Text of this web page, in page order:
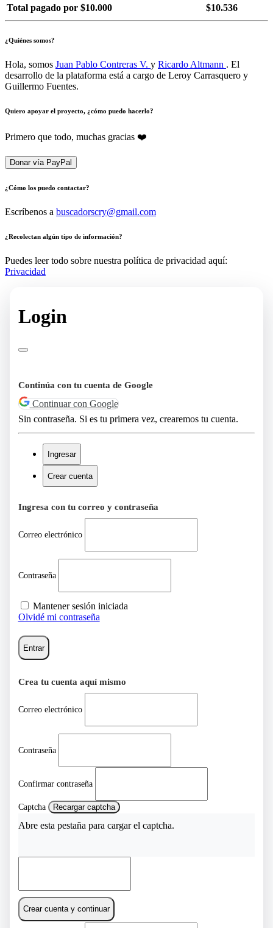
Total pagado por $10.000
$10.536
¿Quiénes somos?
Hola, somos Juan Pablo Contreras V. y Ricardo Altmann . El
desarrollo de la plataforma está a cargo de Leroy Carrasquero y
Guillermo Fuentes.
Quiero apoyar el proyecto, ¿cómo puedo hacerlo?
Primero que todo, muchas gracias ❤️
Donar vía PayPal
¿Cómo los puedo contactar?
Escríbenos a buscadorscry@gmail.com
¿Recolectan algún tipo de información?
Puedes leer todo sobre nuestra política de privacidad aquí:
Privacidad
Login
Continúa con tu cuenta de Google
Continuar con Google
Sin contraseña. Si es tu primera vez, crearemos tu cuenta.
Ingresar
Crear cuenta
Ingresa con tu correo y contraseña
Correo electrónico
Contraseña
Mantener sesión iniciada
Olvidé mi contraseña
Entrar
Crea tu cuenta aquí mismo
Correo electrónico
Contraseña
Confirmar contraseña
Captcha Recargar captcha
Abre esta pestaña para cargar el captcha.
Crear cuenta y continuar